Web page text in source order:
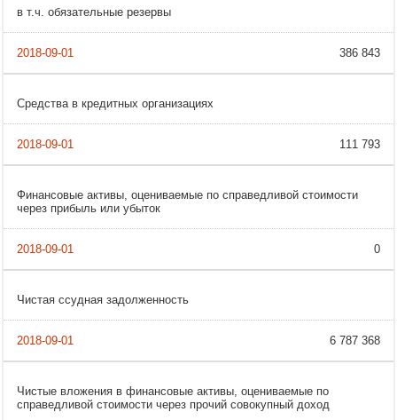
в т.ч. обязательные резервы
386 843
Средства в кредитных организациях
111 793
Финансовые активы, оцениваемые по справедливой стоимости
через прибыль или убыток
0
Чистая ссудная задолженность
6 787 368
Чистые вложения в финансовые активы, оцениваемые по
справедливой стоимости через прочий совокупный доход